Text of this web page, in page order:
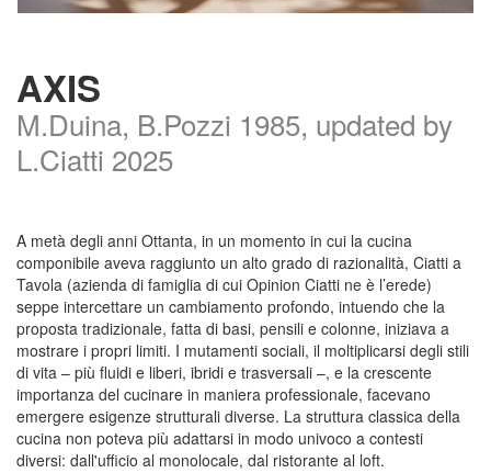
AXIS
M.Duina, B.Pozzi 1985, updated by
L.Ciatti 2025
A metà degli anni Ottanta, in un momento in cui la cucina
componibile aveva raggiunto un alto grado di razionalità, Ciatti a
Tavola (azienda di famiglia di cui Opinion Ciatti ne è l’erede)
seppe intercettare un cambiamento profondo, intuendo che la
proposta tradizionale, fatta di basi, pensili e colonne, iniziava a
mostrare i propri limiti. I mutamenti sociali, il moltiplicarsi degli stili
di vita – più fluidi e liberi, ibridi e trasversali –, e la crescente
importanza del cucinare in maniera professionale, facevano
emergere esigenze strutturali diverse. La struttura classica della
cucina non poteva più adattarsi in modo univoco a contesti
diversi: dall'ufficio al monolocale, dal ristorante al loft.